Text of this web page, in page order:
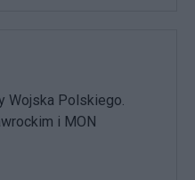
Wojska Polskiego.
i MON